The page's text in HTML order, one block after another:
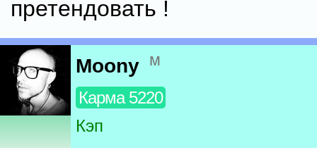
претендовать !
Moony м
Карма 5220
Кэп